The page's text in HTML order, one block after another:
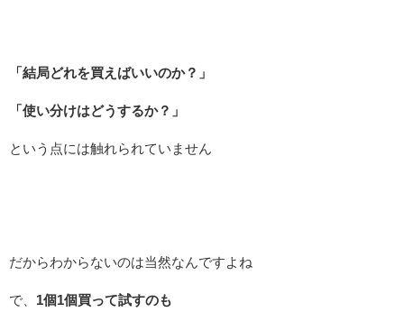
「結局どれを買えばいいのか？」
「使い分けはどうするか？」
という点には触れられていません
だからわからないのは当然なんですよね
で、 1個1個買って試すのも